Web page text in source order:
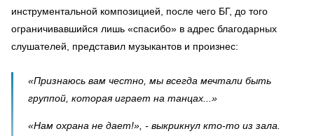
инструментальной композицией, после чего БГ, до того
ограничивавшийся лишь «спасибо» в адрес благодарных
слушателей, представил музыкантов и произнес:
«Признаюсь вам честно, мы всегда мечтали быть
группой, которая играет на танцах...»
«Нам охрана не дает!», - выкрикнул кто-то из зала.